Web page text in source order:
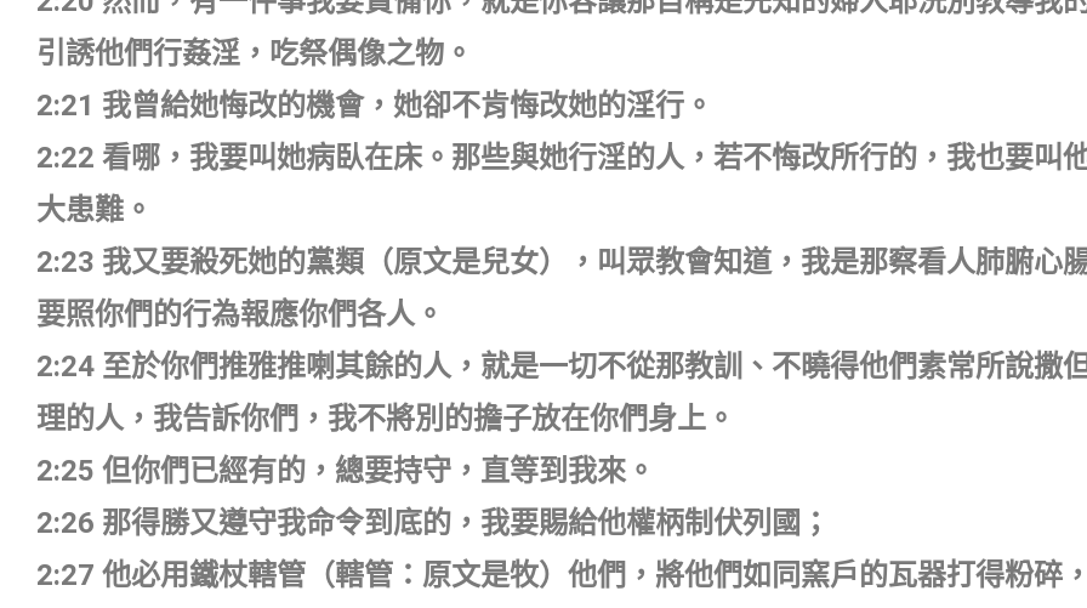
引誘他們行姦淫，吃祭偶像之物。
2:21 我曾給她悔改的機會，她卻不肯悔改她的淫行。
2:22 看哪，我要叫她病臥在床。那些與她行淫的人，若不悔改所行的，我也要叫
大患難。
2:23 我又要殺死她的黨類（原文是兒女），叫眾教會知道，我是那察看人肺腑心
要照你們的行為報應你們各人。
2:24 至於你們推雅推喇其餘的人，就是一切不從那教訓、不曉得他們素常所說撒
理的人，我告訴你們，我不將別的擔子放在你們身上。
2:25 但你們已經有的，總要持守，直等到我來。
2:26 那得勝又遵守我命令到底的，我要賜給他權柄制伏列國；
2:27 他必用鐵杖轄管（轄管：原文是牧）他們，將他們如同窯戶的瓦器打得粉碎